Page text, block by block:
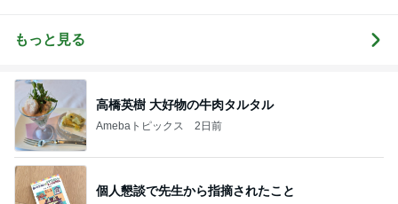
キッチンアイ
テム」
もっと見る
高橋英樹 大好物の牛肉タルタル
Amebaトピックス 2日前
個人懇談で先生から指摘されたこと